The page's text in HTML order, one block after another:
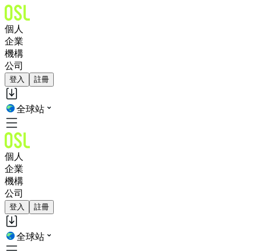
個人
企業
機構
公司
登入 註冊
全球站
個人
企業
機構
公司
登入 註冊
全球站